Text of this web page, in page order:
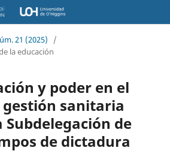
21 (2025)
/
la educación
y poder en el
sanitaria
Subdelegación de
de dictadura